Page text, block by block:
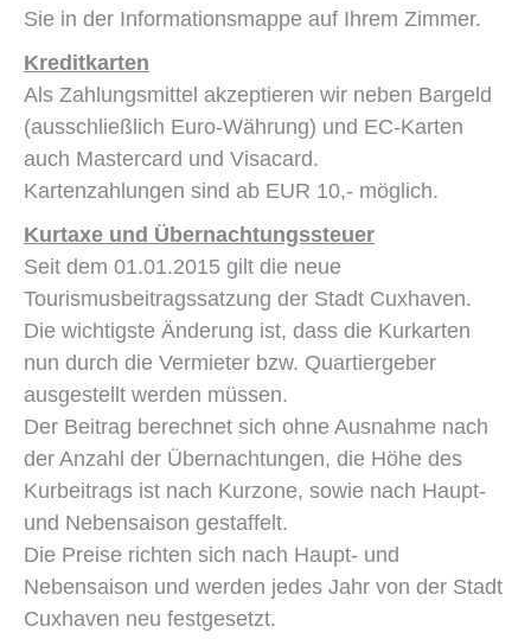
Sie in der Informationsmappe auf Ihrem Zimmer.
Kreditkarten
Als Zahlungsmittel akzeptieren wir neben Bargeld
(ausschließlich Euro-Währung) und EC-Karten
auch Mastercard und Visacard.
Kartenzahlungen sind ab EUR 10,- möglich.
Kurtaxe und Übernachtungssteuer
Seit dem 01.01.2015 gilt die neue
Tourismusbeitragssatzung der Stadt Cuxhaven.
Die wichtigste Änderung ist, dass die Kurkarten
nun durch die Vermieter bzw. Quartiergeber
ausgestellt werden müssen.
Der Beitrag berechnet sich ohne Ausnahme nach
der Anzahl der Übernachtungen, die Höhe des
Kurbeitrags ist nach Kurzone, sowie nach Haupt-
und Nebensaison gestaffelt.
Die Preise richten sich nach Haupt- und
Nebensaison und werden jedes Jahr von der Stadt
Cuxhaven neu festgesetzt.